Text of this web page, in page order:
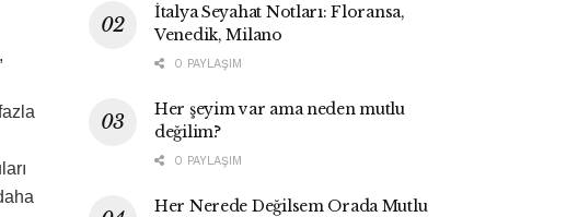
İtalya Seyahat Notları: Floransa,
Venedik, Milano
0 PAYLAŞIM
Her şeyim var ama neden mutlu
değilim?
0 PAYLAŞIM
Her Nerede Değilsem Orada Mutlu